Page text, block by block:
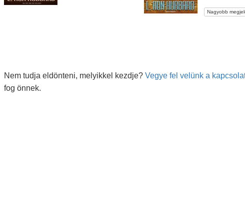
Nagyobb
Nem tudja eldönteni, melyikkel kezdje? Vegye fel velünk a
fog önnek.